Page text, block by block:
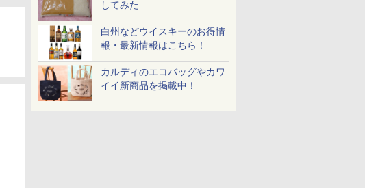
してみた
白州などウイスキーのお得情
報・最新情報はこちら！
カルディのエコバッグやカワ
イイ新商品を掲載中！